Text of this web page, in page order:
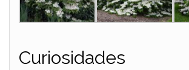
Curiosidades